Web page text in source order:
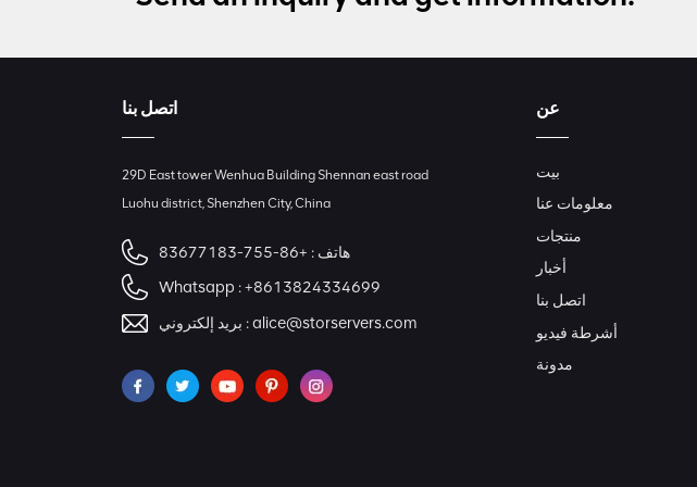
اتصل بنا
29D East tower Wenhua Building Shennan east road
Luohu district, Shenzhen City, China
هاتف : +86-755-83677183
Whatsapp :+8613824334699
بريد إلكتروني :alice@storservers.com
عن
بيت
معلومات عنا
منتجات
أخبار
اتصل بنا
أشرطة فيديو
مدونة